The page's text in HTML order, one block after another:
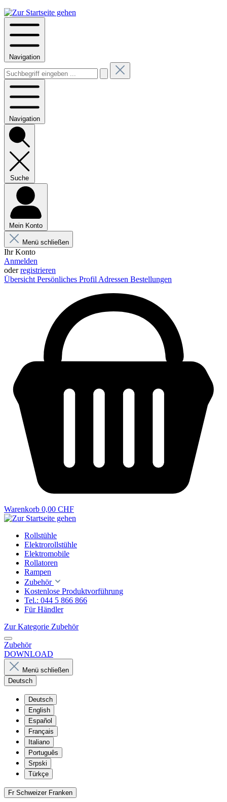
Navigation
Navigation
Suche
Mein Konto
Menü schließen
Ihr Konto
Anmelden
oderregistrieren
Übersicht Persönliches Profil Adressen Bestellungen
Warenkorb 0,00 CHF
Rollstühle
Elektrorollstühle
Elektromobile
Rollatoren
Rampen
Zubehör
Kostenlose Produktvorführung
Tel.: 044 5 866 866
Für Händler
Zur Kategorie Zubehör
Zubehör
DOWNLOAD
Menü schließen
Deutsch
Deutsch
English
Español
Français
Italiano
Português
Srpski
Türkçe
Fr Schweizer Franken